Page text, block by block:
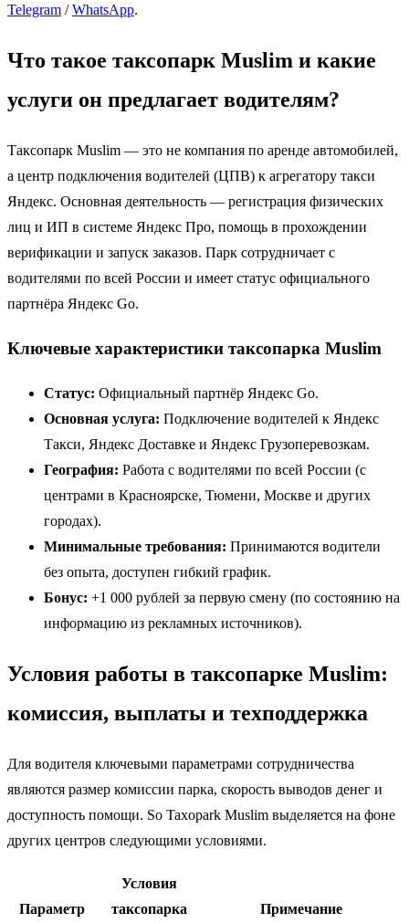
Telegram /WhatsApp.
Что такое таксопарк Muslim и какие
услуги он предлагает водителям?
Таксопарк Muslim — это не компания по аренде автомобилей,
а центр подключения водителей (ЦПВ) к агрегатору такси
Яндекс. Основная деятельность — регистрация физических
лиц и ИП в системе Яндекс Про, помощь в прохождении
верификации и запуск заказов. Парк сотрудничает с
водителями по всей России и имеет статус официального
партнёра Яндекс Go.
Ключевые характеристики таксопарка Muslim
Статус: Официальный партнёр Яндекс Go.
Основная услуга: Подключение водителей к Яндекс
Такси, Яндекс Доставке и Яндекс Грузоперевозкам.
География: Работа с водителями по всей России (с
центрами в Красноярске, Тюмени, Москве и других
городах).
Минимальные требования: Принимаются водители
без опыта, доступен гибкий график.
Бонус: +1 000 рублей за первую смену (по состоянию на
информацию из рекламных источников).
Условия работы в таксопарке Muslim:
комиссия, выплаты и техподдержка
Для водителя ключевыми параметрами сотрудничества
являются размер комиссии парка, скорость выводов денег и
доступность помощи. So Taxopark Muslim выделяется на фоне
других центров следующими условиями.
Параметр
Условия
таксопарка
Примечание